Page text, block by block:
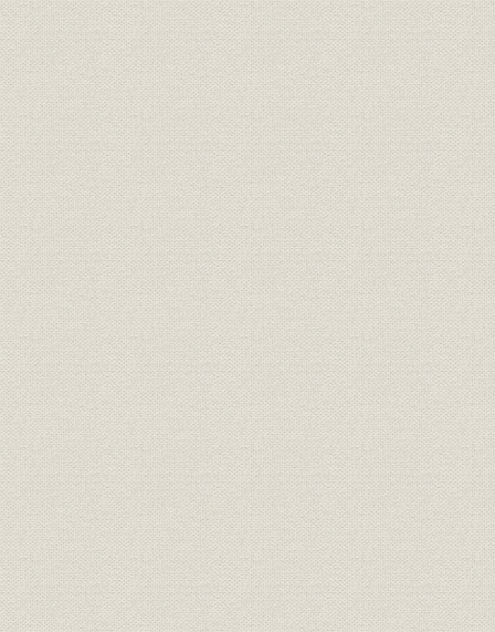
第4章 圧延
第5章 化成
第6章 エネルギー
第7章 品質管理、IE、自主管理活動
第3編 技術開発・研究部門
第1章 技術開発・研究体制の動向
第2章 製銑技術の開発・研究
第3章 製鋼技術の開発・研究
第4章 圧延技術の開発・研究
第5章 新製品の開発と利用技術の研究
第4編 原燃料部門
第1章 鉄鉱石
第2章 燃料
第3章 鉄屑